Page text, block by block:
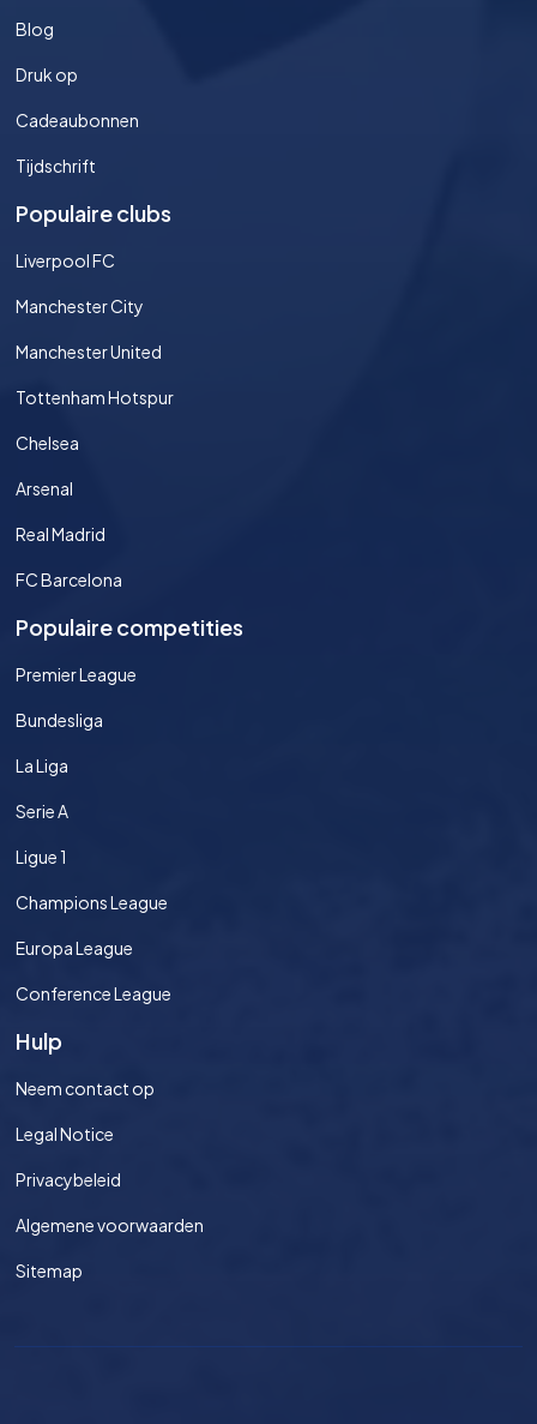
Blog
Druk op
Cadeaubonnen
Tijdschrift
Populaire clubs
Liverpool FC
Manchester City
Manchester United
Tottenham Hotspur
Chelsea
Arsenal
Real Madrid
FC Barcelona
Populaire competities
Premier League
Bundesliga
La Liga
Serie A
Ligue 1
Champions League
Europa League
Conference League
Hulp
Neem contact op
Legal Notice
Privacybeleid
Algemene voorwaarden
Sitemap